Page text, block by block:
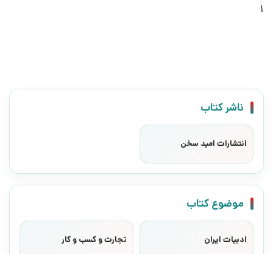
1
ناشر کتاب
انتشارات امید سخن
موضوع کتاب
ادبیات ایران تجارت و کسب و کار